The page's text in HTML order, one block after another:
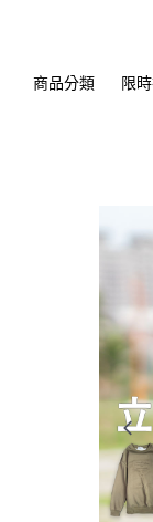
商品分類 限